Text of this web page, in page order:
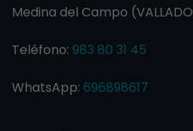
Medina del Campo
Teléfono: 983 80 31 45
WhatsApp: 696898617